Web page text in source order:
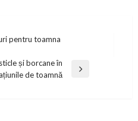
pentru toamna
și borcane în
de toamnă